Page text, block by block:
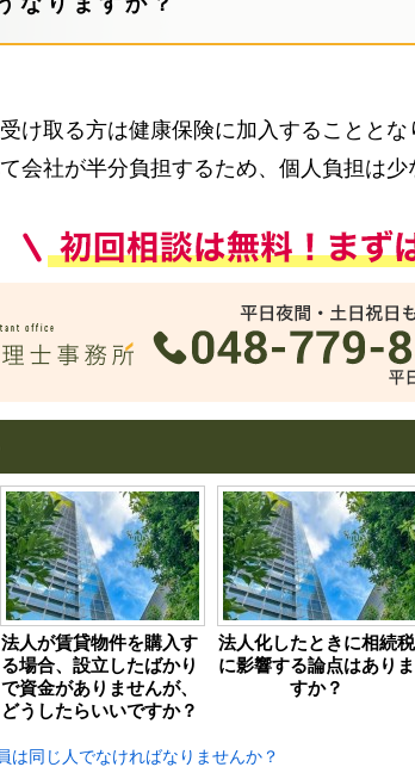
け取る方は健康保険に加入することとな
会社が半分負担するため、個人負担は少
法人が賃貸物件を購入す
る場合、設立したばかり
で資金がありませんが、
どうしたらいいですか？
法人化したときに相続税
に影響する論点はありま
すか？
は同じ人でなければなりませんか？